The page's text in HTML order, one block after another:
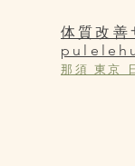
体質改善
那須 東京